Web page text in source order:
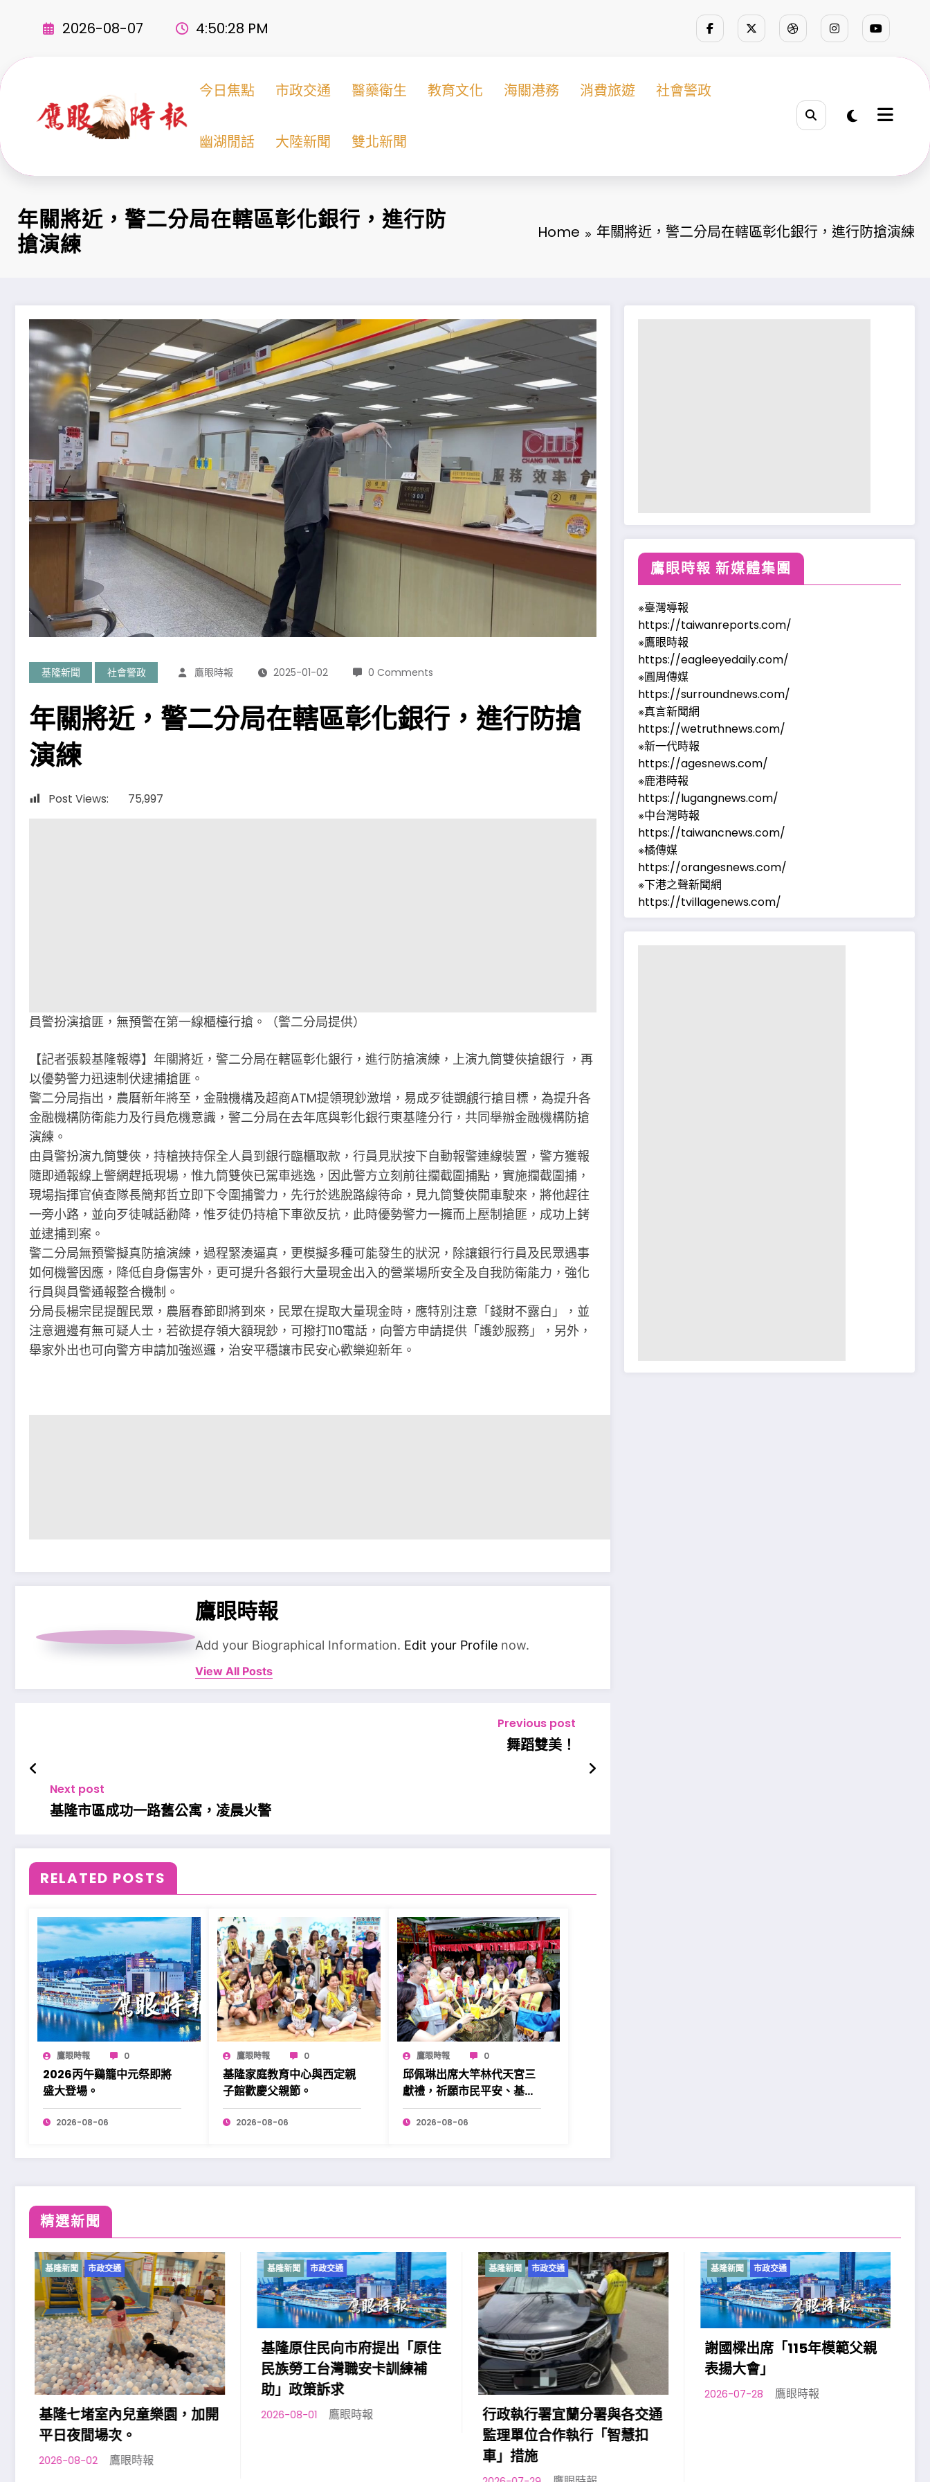
2026-08-07 4:50:29 PM
今日焦點 市政交通 醫藥衛生 教育文化 海關港務 消費旅遊 社會警政
幽湖閒話 大陸新聞 雙北新聞
年關將近，警二分局在轄區彰化銀行，進行防
搶演練
Home 年關將近，警二分局在轄區彰化銀行，進行防搶演練
基隆新聞 社會警政 鷹眼時報 2025-01-02 0 Comments
年關將近，警二分局在轄區彰化銀行，進行防搶
演練
Post Views: 75,997
員警扮演搶匪，無預警在第一線櫃檯行搶。（警二分局提供）
【記者張毅基隆報導】年關將近，警二分局在轄區彰化銀行，進行防搶演練，上演九筒雙俠搶銀行 ，再
以優勢警力迅速制伏逮捕搶匪。
警二分局指出，農曆新年將至，金融機構及超商ATM提領現鈔激增，易成歹徒覬覦行搶目標，為提升各
金融機構防衛能力及行員危機意識，警二分局在去年底與彰化銀行東基隆分行，共同舉辦金融機構防搶
演練。
由員警扮演九筒雙俠，持槍挾持保全人員到銀行臨櫃取款，行員見狀按下自動報警連線裝置，警方獲報
隨即通報線上警網趕抵現場，惟九筒雙俠已駕車逃逸，因此警方立刻前往攔截圍捕點，實施攔截圍捕，
現場指揮官偵查隊長簡邦哲立即下令圍捕警力，先行於逃脫路線待命，見九筒雙俠開車駛來，將他趕往
一旁小路，並向歹徒喊話勸降，惟歹徒仍持槍下車欲反抗，此時優勢警力一擁而上壓制搶匪，成功上銬
並逮捕到案。
警二分局無預警擬真防搶演練，過程緊湊逼真，更模擬多種可能發生的狀況，除讓銀行行員及民眾遇事
如何機警因應，降低自身傷害外，更可提升各銀行大量現金出入的營業場所安全及自我防衛能力，強化
行員與員警通報整合機制。
分局長楊宗昆提醒民眾，農曆春節即將到來，民眾在提取大量現金時，應特別注意「錢財不露白」，並
注意週邊有無可疑人士，若欲提存領大額現鈔，可撥打110電話，向警方申請提供「護鈔服務」，另外，
舉家外出也可向警方申請加強巡邏，治安平穩讓市民安心歡樂迎新年。
鷹眼時報
Add your Biographical Information. Edit your Profile now.
View All Posts
Previous post
舞蹈雙美！
Next post
基隆市區成功一路舊公寓，凌晨火警
RELATED POSTS
鷹眼時報 0
2026丙午鷄籠中元祭即將
盛大登場。
2026-08-06
鷹眼時報 0
基隆家庭教育中心與西定親
子館歡慶父親節。
2026-08-06
鷹眼時報 0
邱佩琳出席大竿林代天宮三
獻禮，祈願市民平安、基隆
昌盛。
2026-08-06
鷹眼時報 新媒體集團
※臺灣導報
https://taiwanreports.com/
※鷹眼時報
https://eagleeyedaily.com/
※圓周傳媒
https://surroundnews.com/
※真言新聞網
https://wetruthnews.com/
※新一代時報
https://agesnews.com/
※鹿港時報
https://lugangnews.com/
※中台灣時報
https://taiwancnews.com/
※橘傳媒
https://orangesnews.com/
※下港之聲新聞網
https://tvillagenews.com/
精選新聞
基隆新聞 市政交通
基隆原住民向市府提出「原住
民族勞工台灣職安卡訓練補
助」政策訴求
2026-08-01 鷹眼時報
基隆新聞 市政交通
行政執行署宜蘭分署與各交通
基隆新聞 市政交通
謝國樑出席「115年模範父親
表揚大會」
2026-07-28 鷹眼時報
基隆新聞 市政交通